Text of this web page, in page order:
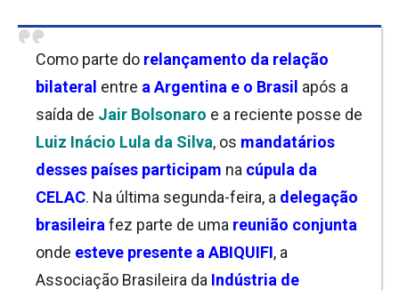
Como parte do relançamento da relação
bilateral entre a Argentina e o Brasil após a
saída de Jair Bolsonaro e a reciente posse de
Luiz Inácio Lula da Silva, os mandatários
desses países participam na cúpula da
CELAC. Na última segunda-feira, a delegação
brasileira fez parte de uma reunião conjunta
onde esteve presente a ABIQUIFI, a
Associação Brasileira da Indústria de